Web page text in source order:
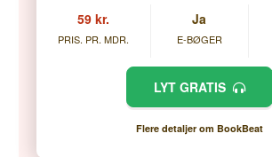
59 kr.
PRIS. PR. MDR.
Ja
E-BØGER
LYT GRATIS
Flere detaljer om BookBeat